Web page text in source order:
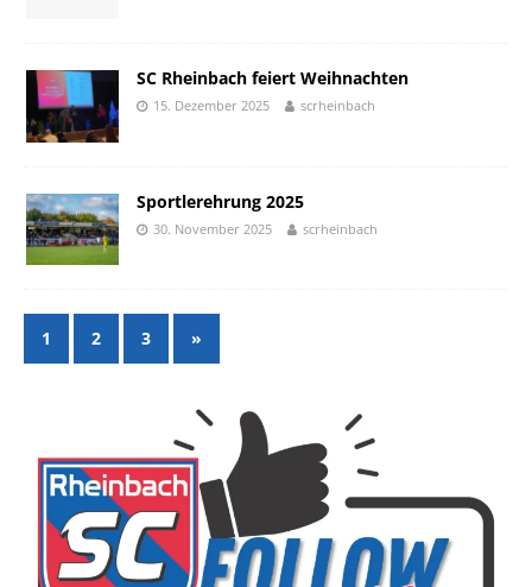
SC Rheinbach feiert Weihnachten
15. Dezember 2025 scrheinbach
Sportlerehrung 2025
30. November 2025 scrheinbach
1 2 3 »